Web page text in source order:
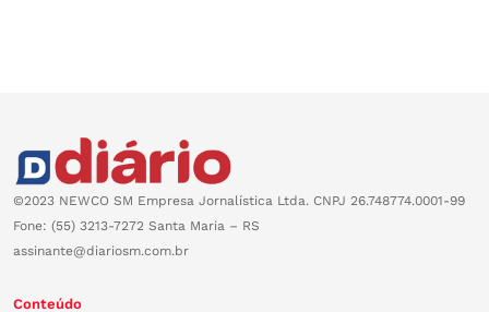
©2023 NEWCO SM Empresa Jornalística Ltda. CNPJ 26.748774.0001-99
Fone: (55) 3213-7272 Santa Maria – RS
assinante@diariosm.com.br
Conteúdo